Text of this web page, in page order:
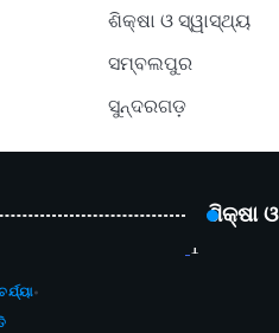
ଶିକ୍ଷା ଓ ସ୍ୱାସ୍ଥ୍ୟ
ସମ୍ବଲପୁର
ସୁନ୍ଦରଗଡ଼
ଶିକ୍ଷା
1